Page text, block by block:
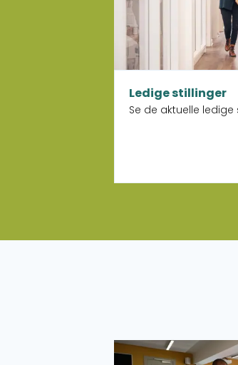
Ledige stillinger
Se de aktuelle ledige
Læs mere om